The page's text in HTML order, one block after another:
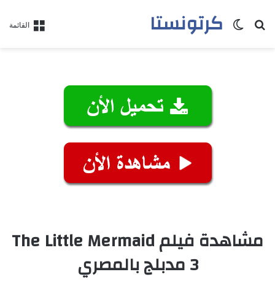
القائمة كرتونستابحث عنالوضع المظلم
مشاهدة فيلم The Little Mermaid
3 مدبلج بالمصري